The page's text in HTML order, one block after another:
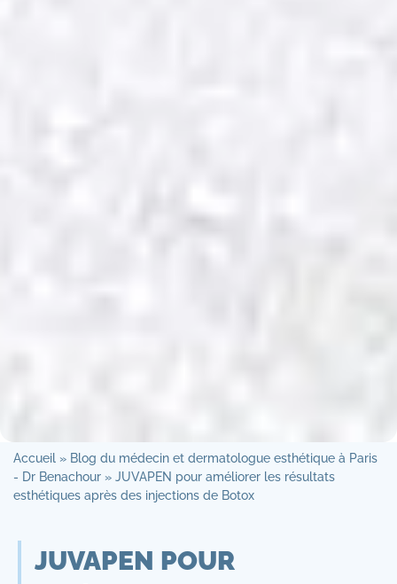
Accueil » Blog du médecin et dermatologue esthétique à Paris
- Dr Benachour » JUVAPEN pour améliorer les résultats
esthétiques après des injections de Botox
JUVAPEN POUR